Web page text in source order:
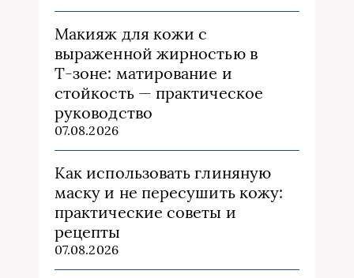
Макияж для кожи с
выраженной жирностью в
Т‑зоне: матирование и
стойкость — практическое
руководство
07.08.2026
Как использовать глиняную
маску и не пересушить кожу:
практические советы и
рецепты
07.08.2026